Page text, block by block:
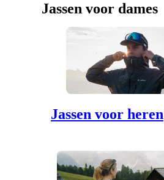
Jassen voor dames
Jassen voor heren